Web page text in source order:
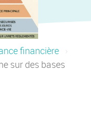
financière
sur des bases